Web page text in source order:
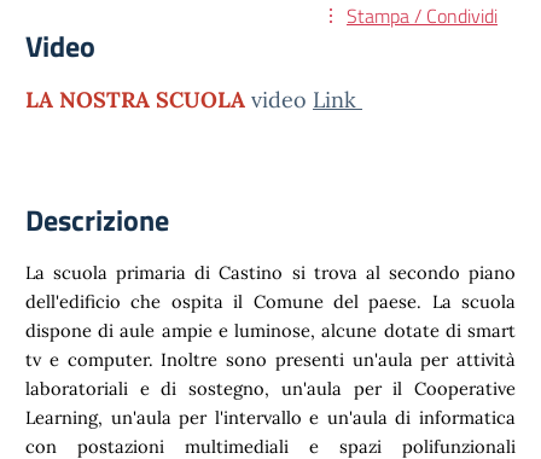
Stampa / Condividi
Video
LA NOSTRA SCUOLA video Link
Descrizione
La scuola primaria di Castino si trova al secondo piano
dell'edificio che ospita il Comune del paese. La scuola
dispone di aule ampie e luminose, alcune dotate di smart
tv e computer. Inoltre sono presenti un'aula per attività
laboratoriali e di sostegno, un'aula per il Cooperative
Learning, un'aula per l'intervallo e un'aula di informatica
con postazioni multimediali e spazi polifunzionali